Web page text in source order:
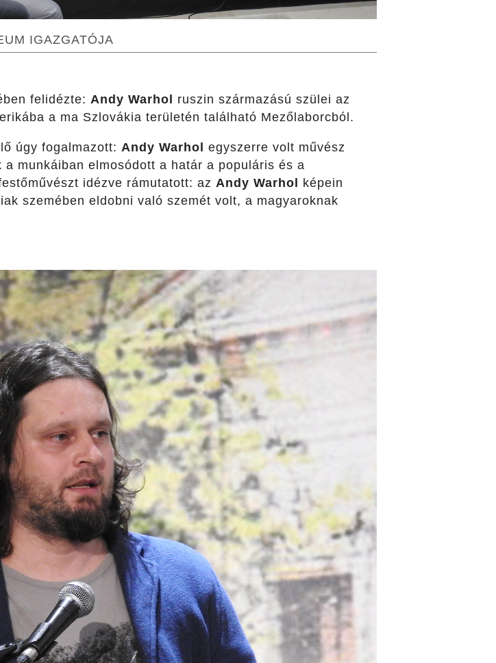
IGAZGATÓJA
felidézte: Andy Warhol ruszin származású szülei az
a ma Szlovákia területén található Mezőlaborcból.
úgy fogalmazott: Andy Warhol egyszerre volt művész
munkáiban elmosódott a határ a populáris és a
idézve rámutatott: az Andy Warhol
képein
szemében eldobni való szemét volt, a magyaroknak